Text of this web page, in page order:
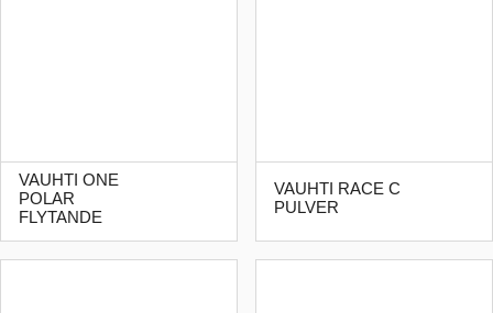
VAUHTI ONE
POLAR
FLYTANDE
VAUHTI RACE C
PULVER